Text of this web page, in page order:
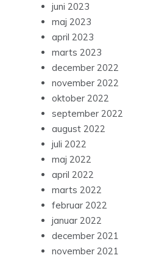
juni 2023
maj 2023
april 2023
marts 2023
december 2022
november 2022
oktober 2022
september 2022
august 2022
juli 2022
maj 2022
april 2022
marts 2022
februar 2022
januar 2022
december 2021
november 2021